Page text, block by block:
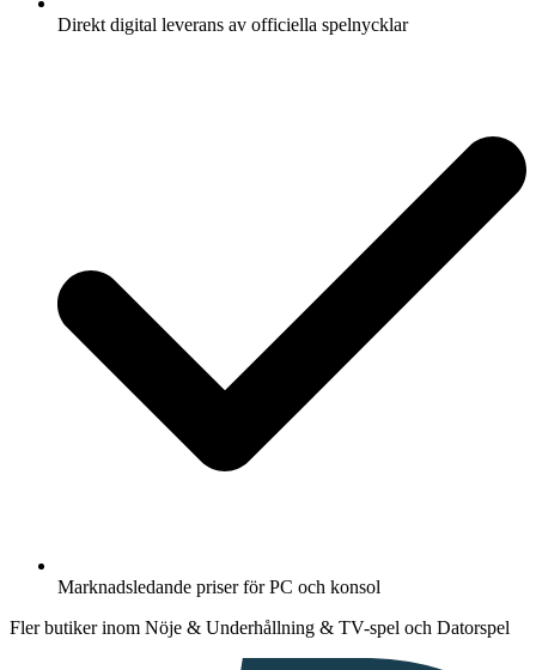
Direkt digital leverans av officiella spelnycklar
Marknadsledande priser för PC och konsol
Fler butiker inom Nöje & Underhållning & TV-spel och Datorspel